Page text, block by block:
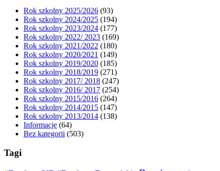
Rok szkolny 2025/2026 (93)
Rok szkolny 2024/2025 (194)
Rok szkolny 2023/2024 (177)
Rok szkolny 2022/ 2023 (169)
Rok szkolny 2021/2022 (180)
Rok szkolny 2020/2021 (149)
Rok szkolny 2019/2020 (185)
Rok szkolny 2018/2019 (271)
Rok szkolny 2017/ 2018 (247)
Rok szkolny 2016/ 2017 (254)
Rok szkolny 2015/2016 (264)
Rok szkolny 2014/2015 (147)
Rok szkolny 2013/2014 (138)
Informacje (64)
Bez kategorii (503)
Tagi